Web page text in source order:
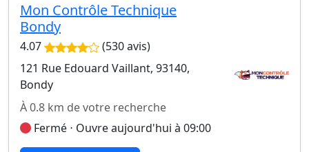
Mon Contrôle Technique
Bondy
4.07
(530 avis)
121 Rue Edouard Vaillant, 93140,
Bondy
À 0.8 km de votre recherche
Fermé ⋅ Ouvre aujourd'hui à 09:00